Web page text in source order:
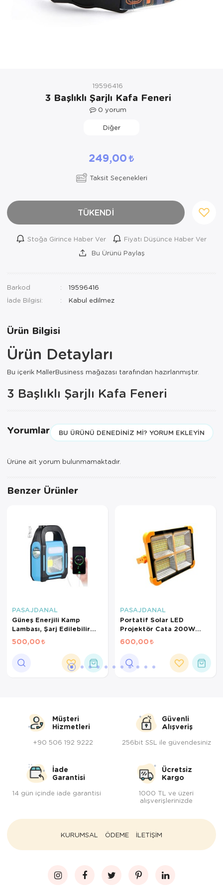
19596416
3 Başlıklı Şarjlı Kafa Feneri
0 yorum
Diğer
249,00
Taksit Seçenekleri
TÜKENDİ
Stoğa Girince Haber Ver
Fiyatı Düşünce Haber Ver
Bu Ürünü Paylaş
Barkod
19596416
İade Bilgisi:
Ürün Bilgisi
Ürün Detayları
Bu içerik MallerBusiness mağazası tarafından hazırlanmıştır.
3 Başlıklı Şarjlı Kafa Feneri
Yorumlar BU ÜRÜNÜ DENEDINIZ MI? YORUM EKLEYIN
Ürüne ait yorum bulunmamaktadır.
Benzer Ürünler
PASAJDANAL
Güneş Enerjili Kamp
Lambası, Şarj Edilebilir
LED Lamba, Su Geçirmez,
Taşınabilir, LED Lamba,
Güç Kesintisi, Kamp, İç
Mekan, Titreme
500,00
PASAJDANAL
Portatif Solar LED
Projektör Cata 200W
Güneş Enerjili Seyyar LED
Işık Taşınabilir Sokak
600,00
Müşteri
Hizmetleri
+90 506 192 9222
Güvenli
Alışveriş
256bit SSL ile güvendesiniz
İade
Garantisi
14 gün içinde iade garantisi
Ücretsiz
Kargo
1000 TL ve üzeri
alışverişlerinizde
KURUMSAL ÖDEME İLETİŞİM